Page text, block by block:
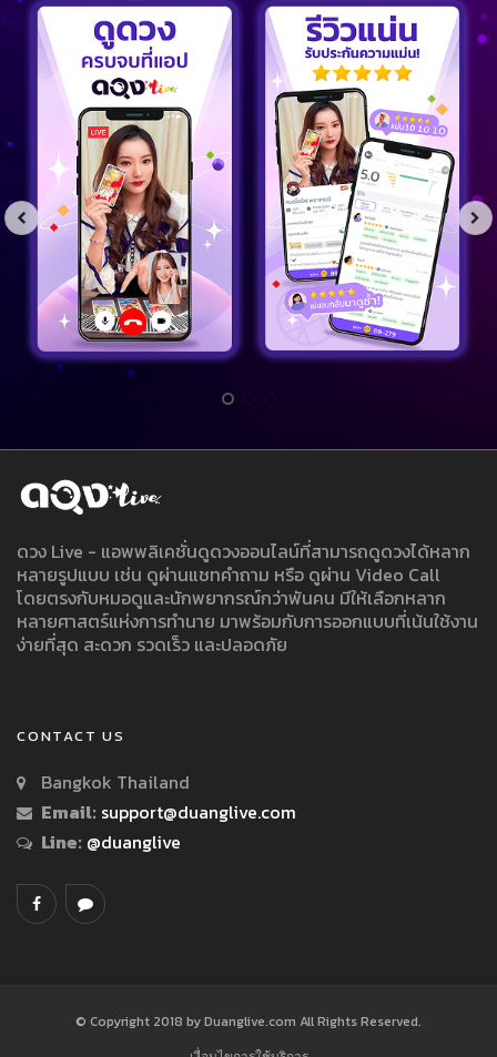
ดวง Live - แอพพลิเคชั่นดูดวงออนไลน์ที่สามารถดูดวงได้หลาก
หลายรูปแบบ เช่น ดูผ่านแชทคำถาม หรือ ดูผ่าน Video Call
โดยตรงกับหมอดูและนักพยากรณ์กว่าพันคน มีให้เลือกหลาก
หลายศาสตร์แห่งการทำนาย มาพร้อมกับการออกแบบที่เน้นใช้งาน
ง่ายที่สุด สะดวก รวดเร็ว และปลอดภัย
CONTACT US
Bangkok Thailand
Email: support@duanglive.com
Line: @duanglive
© Copyright 2018 by Duanglive.com All Rights Reserved.